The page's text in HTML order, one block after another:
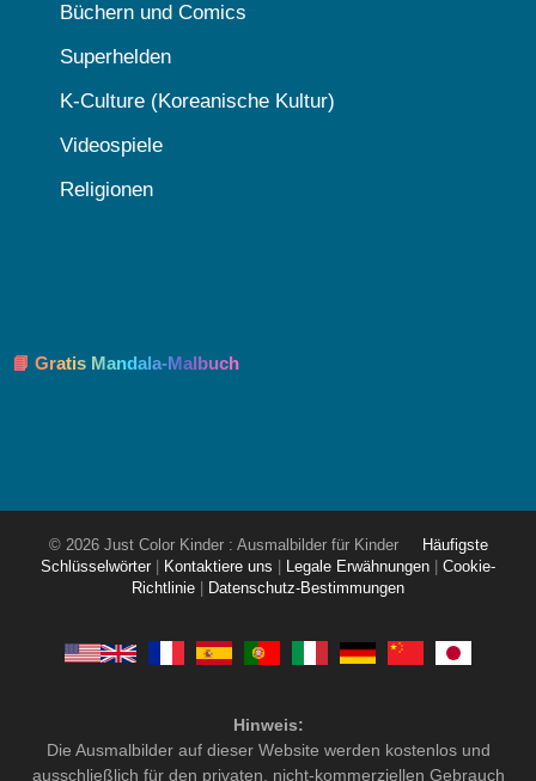
Büchern und Comics
Superhelden
K-Culture (Koreanische Kultur)
Videospiele
Religionen
📘 Gratis Mandala-Malbuch
© 2026 Just Color Kinder : Ausmalbilder für Kinder
Häufigste
Schlüsselwörter
Kontaktiere uns Legale Erwähnungen
Cookie-
Richtlinie
Datenschutz-Bestimmungen
Hinweis:
Die Ausmalbilder auf dieser Website werden kostenlos und
ausschließlich für den privaten, nicht-kommerziellen Gebrauch